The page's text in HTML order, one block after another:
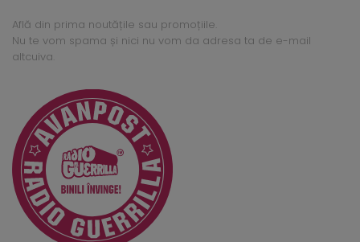
Află din prima noutățile sau promoțiile.
Nu te vom spama și nici nu vom da adresa ta de e-mail
altcuiva.